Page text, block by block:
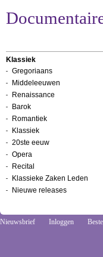
Klassiek
Gregoriaans
Middeleeuwen
Renaissance
Barok
Romantiek
Klassiek
20ste eeuw
Opera
Recital
Klassieke Zaken Leden
Nieuwe releases
Nieuwsbrief Inloggen